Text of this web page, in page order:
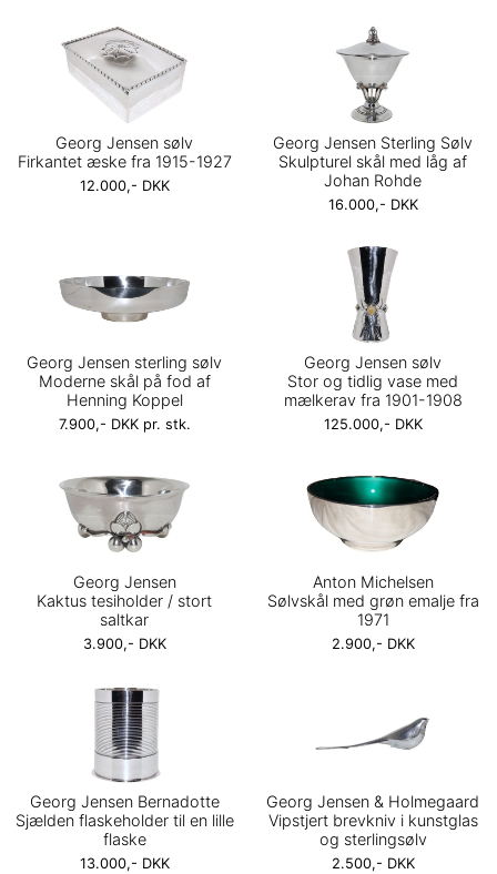
Georg Jensen sølv
Firkantet æske fra 1915-1927
12.000,- DKK
Georg Jensen Sterling Sølv
Skulpturel skål med låg af
Johan Rohde
16.000,- DKK
Georg Jensen sterling sølv
Moderne skål på fod af
Henning Koppel
7.900,- DKK pr. stk.
Georg Jensen sølv
Stor og tidlig vase med
mælkerav fra 1901-1908
125.000,- DKK
Georg Jensen
Kaktus tesiholder / stort
saltkar
3.900,- DKK
Anton Michelsen
Sølvskål med grøn emalje fra
1971
2.900,- DKK
Georg Jensen Bernadotte
Sjælden flaskeholder til en lille
flaske
13.000,- DKK
Georg Jensen & Holmegaard
Vipstjert brevkniv i kunstglas
og sterlingsølv
2.500,- DKK